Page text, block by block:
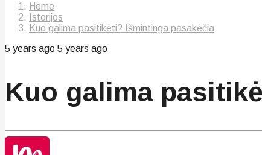
Home
Istorijos
Kuo galima pasitikėti? Išmintinga pasakėčia
5 years ago 5 years ago
Kuo galima